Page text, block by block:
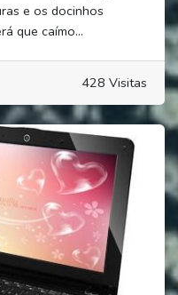
e os docinhos
que caímo...
428 Visitas